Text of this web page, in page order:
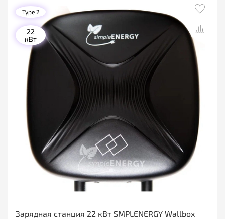
Зарядная станция 22 кВт SMPLENERGY Wallbox
Type 2
22
кВт